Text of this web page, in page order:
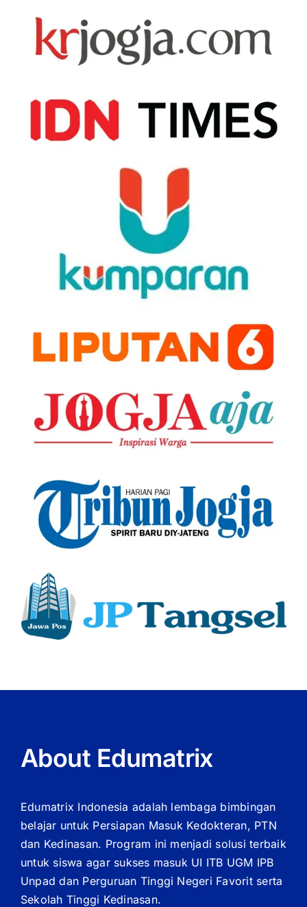
About Edumatrix
Edumatrix Indonesia adalah lembaga bimbingan
belajar untuk Persiapan Masuk Kedokteran, PTN
dan Kedinasan. Program ini menjadi solusi terbaik
untuk siswa agar sukses masuk UI ITB UGM IPB
Unpad dan Perguruan Tinggi Negeri Favorit serta
Sekolah Tinggi Kedinasan.